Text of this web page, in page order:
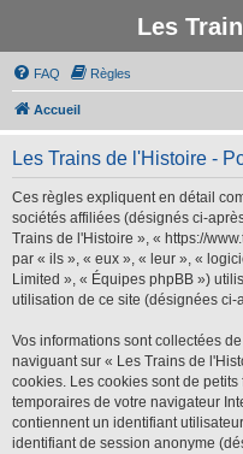
Les
FAQ Règles
Accueil
Les Trains de l'Histoire -
Ces règles expliquent en détail
sociétés affiliées (désignés ci-
Trains de l'Histoire », « https://
par « ils », « eux », « leur », «
Limited », « Équipes phpBB »)
utilisation de ce site (désignées
Vos informations sont collectées
naviguant sur « Les Trains de
cookies. Les cookies sont de
temporaires de votre navigateur
contiennent un identifiant
identifiant de session anonyme